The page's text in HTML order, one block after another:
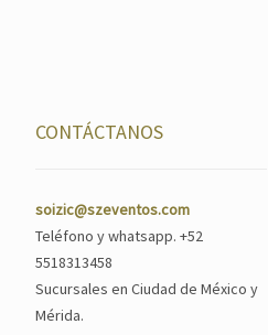
CONTÁCTANOS
soizic@szeventos.com
Teléfono y whatsapp. +52
5518313458
Sucursales en Ciudad de México y
Mérida.